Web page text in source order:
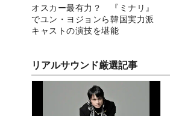
オスカー最有力？ 『ミナリ』
でユン・ヨジョンら韓国実力派
キャストの演技を堪能
リアルサウンド厳選記事